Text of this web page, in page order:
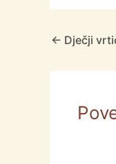
← Dječji